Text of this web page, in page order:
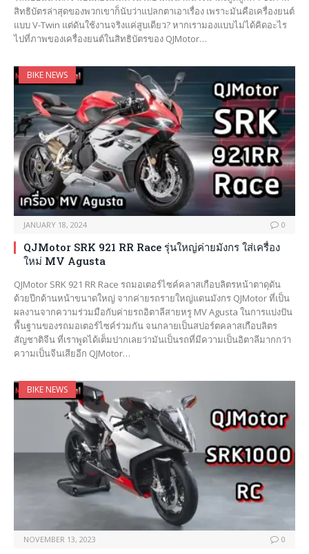
สิทธิบัตรล่าสุดของพวกเขาก็นับว่าแปลกตาเอาเรื่อง เพราะมันคือเครื่องยนต์
แบบ V-Twin แต่ดันใช้งานจริงแค่สูบเดียว? หากเรามองแบบไม่ได้คิดอะไร
ไปที่ภาพของเครื่องยนต์ในสิทธิบัตรของ QJMotor…
BIKE NEWS
JANUARY 18, 2024 0
QJMotor SRK 921 RR Race รุ่นใหญ่ค่ายมังกร ใส่เครื่อง
ใหม่ MV Agusta
QJMotor SRK 921 RR Race รถมอเตอร์ไซค์คลาสเกือบลิตรหน้าตาดุดัน
ด้วยปีกด้านหน้าขนาดใหญ่ จากค่ายรถรายใหญ่แดนมังกร QJMotor ที่เป็น
ผลงานจากความร่วมมือกับค่ายรถอิตาลีสายหรู MV Agusta ในการแบ่งปัน
พื้นฐานของรถมอเตอร์ไซค์ร่วมกัน จนกลายเป็นสปอร์ตคลาสเกือบลิตร
สัญชาติจีน ที่เราพูดได้เต็มปากเลยว่ามันเป็นรถที่มีความเป็นอิตาลีมากกว่า
ความเป็นจีนเสียอีก QJMotor…
BIKE NEWS
NOVEMBER 13, 2023 0